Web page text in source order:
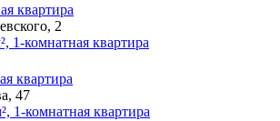
квартира
2
квартира
47